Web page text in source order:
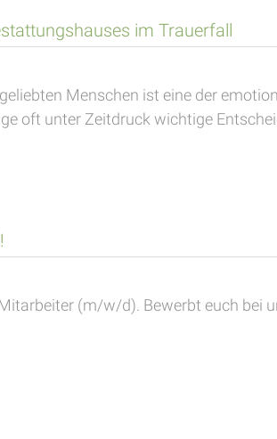
im Trauerfall
Menschen ist eine der
oft unter Zeitdruck wichtige
(m/w/d). Bewerbt euch bei